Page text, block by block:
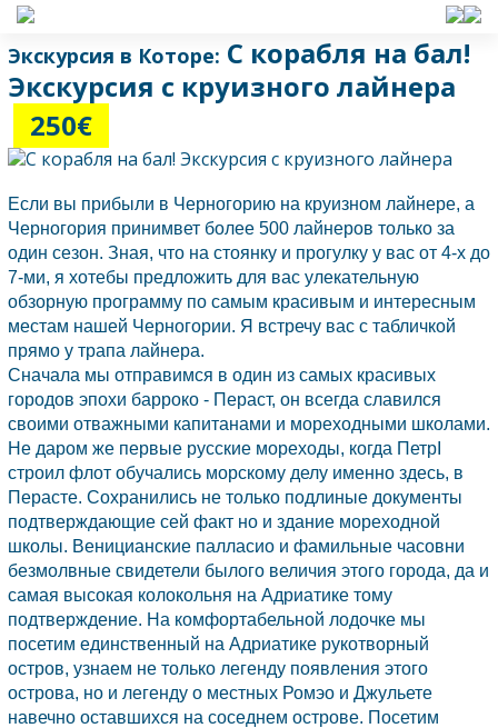
Экскурсия в Которе: С корабля на бал!
Экскурсия с круизного лайнера
250€
Если вы прибыли в Черногорию на круизном лайнере, а
Черногория принимвет более 500 лайнеров только за
один сезон. Зная, что на стоянку и прогулку у вас от 4-х до
7-ми, я хотебы предложить для вас улекательную
обзорную программу по самым красивым и интересным
местам нашей Черногории. Я встречу вас с табличкой
прямо у трапа лайнера.
Сначала мы отправимся в один из самых красивых
городов эпохи барроко - Пераст, он всегда славился
своими отважными капитанами и мореходными школами.
Не даром же первые русские мореходы, когда ПетрI
строил флот обучались морскому делу именно здесь, в
Перасте. Сохранились не только подлиные документы
подтверждающие сей факт но и здание мореходной
школы. Веницианские палласио и фамильные часовни
безмолвные свидетели былого величия этого города, да и
самая высокая колокольня на Адриатике тому
подтверждение. На комфортабельной лодочке мы
посетим единственный на Адриатике рукотворный
остров, узнаем не только легенду появления этого
острова, но и легенду о местных Ромэо и Джульете
навечно оставшихся на соседнем острове. Посетим